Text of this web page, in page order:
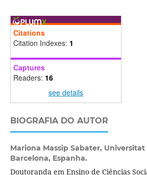
Citations
Citation Indexes: 1
Captures
Readers: 16
see details
BIOGRAFIA DO AUTOR
Mariona Massip Sabater,
Barcelona, Espanha.
Doutoranda em Ensino de Ciências